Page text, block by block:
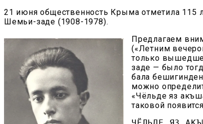
21 июня общественность Крыма отметила 115
Шемьи-заде (1908-1978).
Предлагаем
(«Летним
только
заде — было
бала
можно
«Чёльде яз
таковой